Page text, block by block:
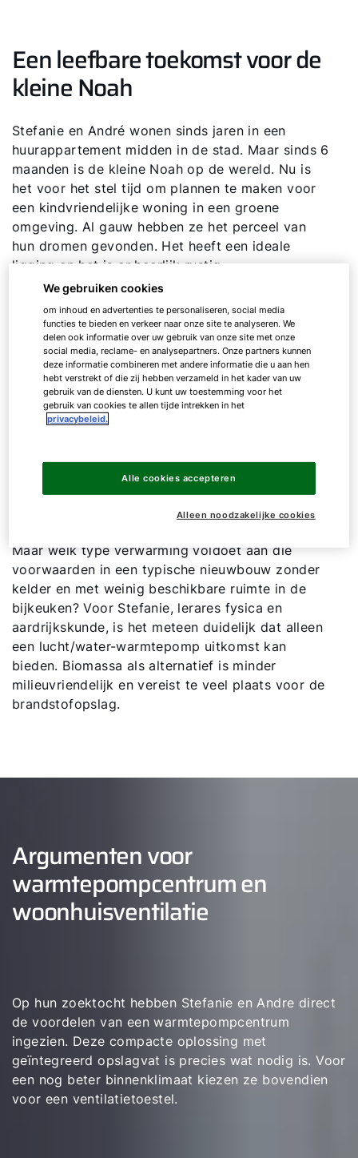
Een leefbare toekomst voor de
kleine Noah
Stefanie en André wonen sinds jaren in een
huurappartement midden in de stad. Maar sinds 6
maanden is de kleine Noah op de wereld. Nu is
het voor het stel tijd om plannen te maken voor
een kindvriendelijke woning in een groene
omgeving. Al gauw hebben ze het perceel van
hun dromen gevonden. Het heeft een ideale
ligging en het is er heerlijk rustig.
De bouwgrond en het prefab-huis met een
woonoppervlakte van 130 m2, passen in het
beperkte budget van het gezin. Stefanie en
André hechten veel waarde aan hoge
energetische standaards van hun huis en een
klimaatneutrale verwarming.
Wat te doen als de ruimte
beperkt is?
Maar welk type verwarming voldoet aan die
voorwaarden in een typische nieuwbouw zonder
kelder en met weinig beschikbare ruimte in de
bijkeuken? Voor Stefanie, lerares fysica en
aardrijkskunde, is het meteen duidelijk dat alleen
een lucht/water-warmtepomp uitkomst kan
bieden. Biomassa als alternatief is minder
milieuvriendelijk en vereist te veel plaats voor de
brandstofopslag.
Argumenten voor
warmtepompcentrum en
woonhuisventilatie
Op hun zoektocht hebben Stefanie en Andre direct
de voordelen van een warmtepompcentrum
ingezien. Deze compacte oplossing met
geïntegreerd opslagvat is precies wat nodig is. Voor
een nog beter binnenklimaat kiezen ze bovendien
voor een ventilatietoestel.
We gebruiken cookies
om inhoud en advertenties te personaliseren, social media
functies te bieden en verkeer naar onze site te analyseren. We
delen ook informatie over uw gebruik van onze site met onze
social media, reclame- en analysepartners. Onze partners kunnen
deze informatie combineren met andere informatie die u aan hen
hebt verstrekt of die zij hebben verzameld in het kader van uw
gebruik van de diensten. U kunt uw toestemming voor het
gebruik van cookies te allen tijde intrekken in het
privacybeleid.
Alleen noodzakelijke cookies
Alle cookies accepteren